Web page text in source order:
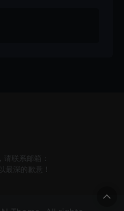
联系邮箱：
最深的歉意！